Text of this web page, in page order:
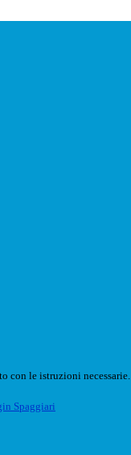
con le istruzioni necessarie.
Spaggiari